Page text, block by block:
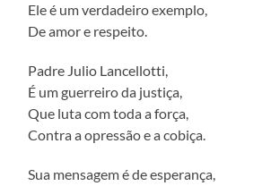
Ele é um verdadeiro exemplo,
De amor e respeito.
Padre Julio Lancellotti,
É um guerreiro da justiça,
Que luta com toda a força,
Contra a opressão e a cobiça.
Sua mensagem é de esperança,